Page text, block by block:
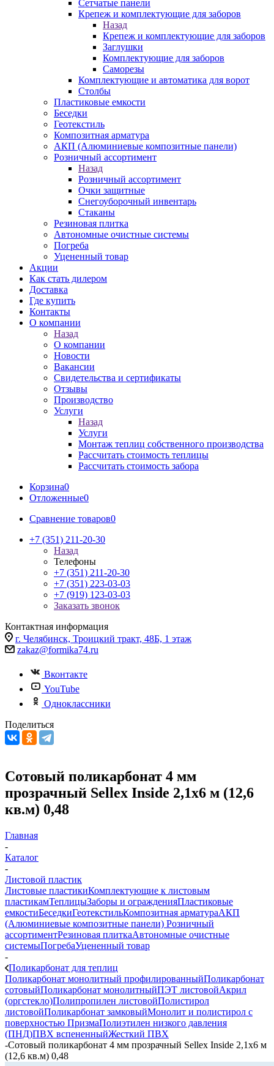
Сетчатые панели
Крепеж и комплектующие для заборов
Назад
Крепеж и комплектующие для заборов
Заглушки
Комплектующие для заборов
Саморезы
Комплектующие и автоматика для ворот
Столбы
Пластиковые емкости
Беседки
Геотекстиль
Композитная арматура
АКП (Алюминиевые композитные панели)
Розничный ассортимент
Назад
Розничный ассортимент
Очки защитные
Снегоуборочный инвентарь
Стаканы
Резиновая плитка
Автономные очистные системы
Погреба
Уцененный товар
Акции
Как стать дилером
Доставка
Где купить
Контакты
О компании
Назад
О компании
Новости
Вакансии
Свидетельства и сертификаты
Отзывы
Производство
Услуги
Назад
Услуги
Монтаж теплиц собственного производства
Рассчитать стоимость теплицы
Рассчитать стоимость забора
Корзина0
Отложенные0
Сравнение товаров0
+7 (351) 211-20-30
Назад
Телефоны
+7 (351) 211-20-30
+7 (351) 223-03-03
+7 (919) 123-03-03
Заказать звонок
Контактная информация
г. Челябинск, Троицкий тракт, 48Б, 1 этаж
zakaz@formika74.ru
Вконтакте
YouTube
Одноклассники
Поделиться
Сотовый поликарбонат 4 мм
прозрачный Sellex Inside 2,1х6 м (12,6
кв.м) 0,48
Главная
-
Каталог
-
Листовой пластик
Листовые пластикиКомплектующие к листовым
пластикамТеплицыЗаборы и огражденияПластиковые
емкостиБеседкиГеотекстильКомпозитная арматураАКП
(Алюминиевые композитные панели) Розничный
ассортиментРезиновая плиткаАвтономные очистные
системыПогребаУцененный товар
-
Поликарбонат для теплиц
Поликарбонат монолитный профилированныйПоликарбонат
сотовыйПоликарбонат монолитныйПЭТ листовойАкрил
(оргстекло)Полипропилен листовойПолистирол
листовойПоликарбонат замковыйМонолит и полистирол с
поверхностью ПризмаПолиэтилен низкого давления
(ПНД)ПВХ вспененныйЖесткий ПВХ
-Сотовый поликарбонат 4 мм прозрачный Sellex Inside 2,1х6 м
(12,6 кв.м) 0,48